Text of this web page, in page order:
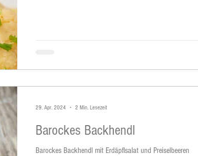
Barockes Backhendl
Barockes Backhendl mit Erdäpflsalat und Preiselbeeren
29. Apr. 2024 2 Min. Lesezeit